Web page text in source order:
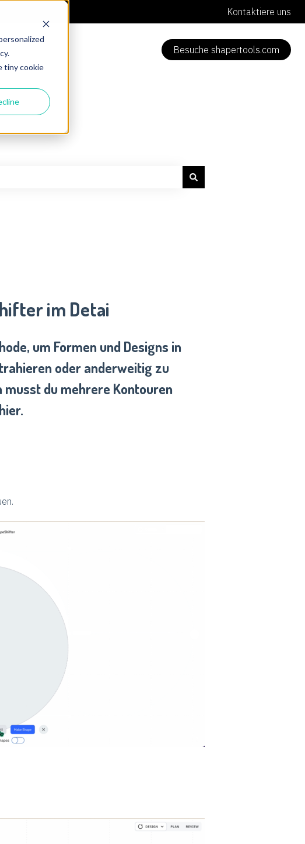
tiny cookie
Kontaktiere uns
Besuche shapertools.com
im Detai
um Formen und Designs in
oder anderweitig zu
du mehrere Kontouren